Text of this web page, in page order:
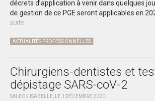
décrets d’application à venir dans quelques
de gestion de ce PGE seront applicables en
suite
ACTUALITÉS PROFESSIONNELLES
Chirurgiens-dentistes et
dépistage SARS-coV-2
SALECK.ISABELLE, LE 1 DÉCEMBRE 2020